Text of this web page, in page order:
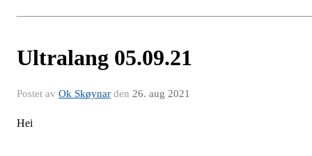
Ultralang 05.09.21
Postet av Ok Skøynar den 26. aug 2021
Hei